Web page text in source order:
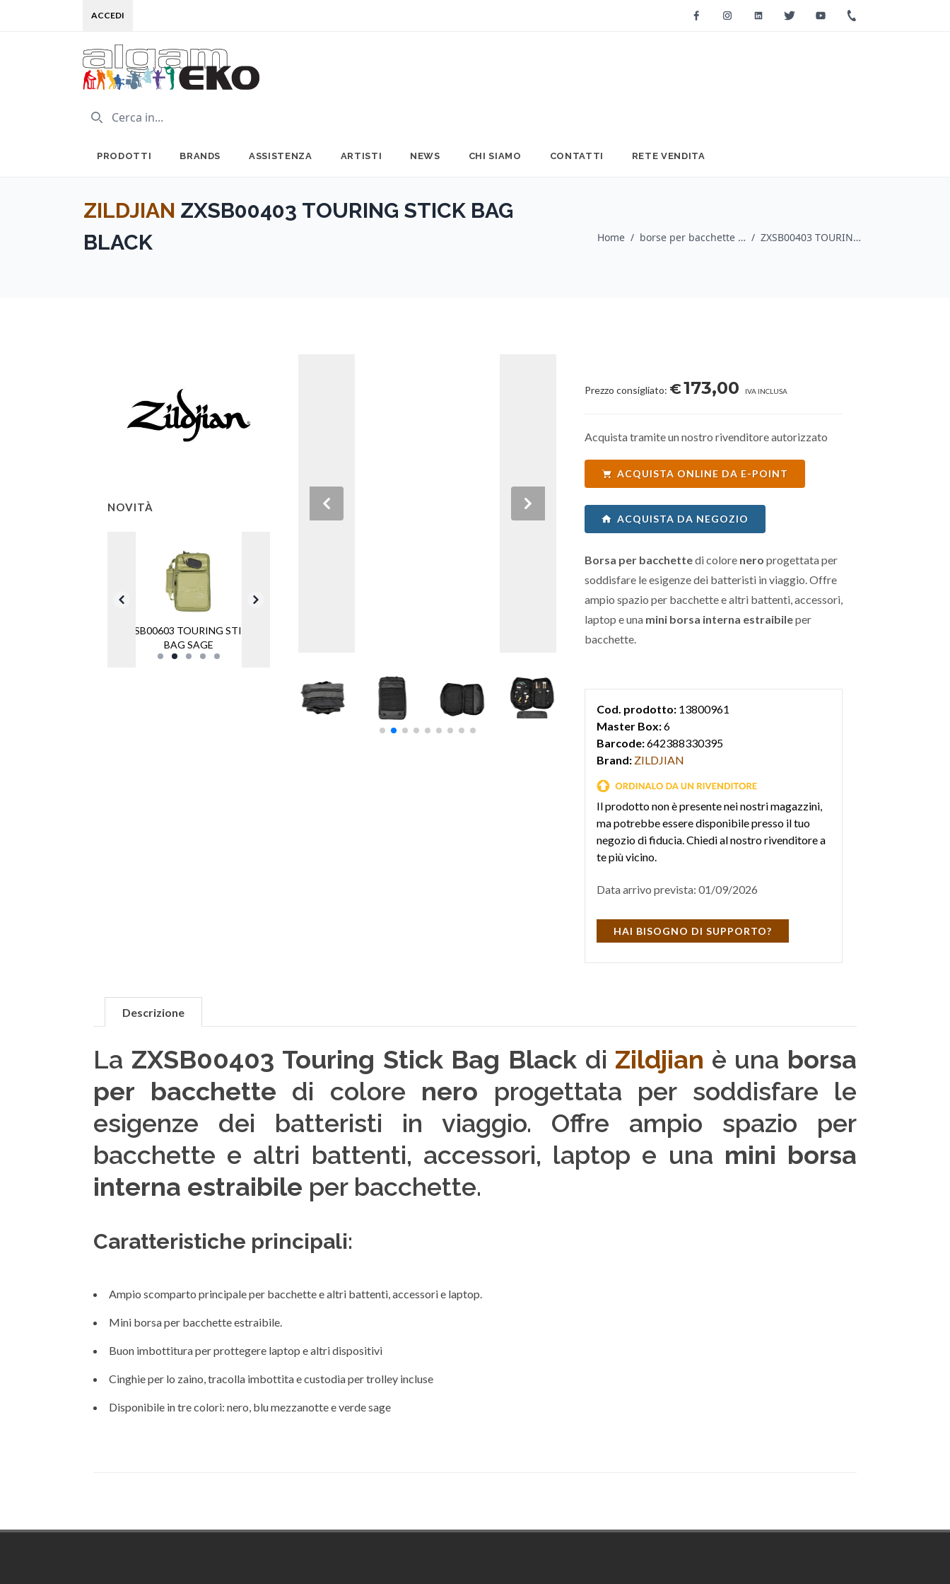
ACCEDI FacebookInstagramLinkedinTwitter Youtube
PRODOTTI BRANDS ASSISTENZA ARTISTI NEWS CHI SIAMO CONTATTI RETE VENDITA
ZILDJIAN ZXSB00403 TOURING STICK BAG
BLACK
Home / borse per bacchette / ZILDJIAN / ZXSB00403 TOURING STICK BAG BLACK
NOVITÀ
ZXSB00603 TOURING STICK
BAG SAGE
Previous Next
Prezzo consigliato: €173,00 IVA INCLUSA
Acquista tramite un nostro rivenditore autorizzato
ACQUISTA ONLINE DA E-POINT
ACQUISTA DA NEGOZIO
Borsa per bacchettedi colore nero progettata per
soddisfare le esigenze dei batteristi in viaggio. Offre
ampio spazio per bacchette e altri battenti, accessori,
laptop e una mini borsa interna estraibileper
bacchette.
Cod. prodotto: 13800961
Master Box:6
Barcode:642388330395
Brand: ZILDJIAN
Il prodotto non è presente nei nostri magazzini,
ma potrebbe essere disponibile presso il tuo
negozio di fiducia. Chiedi al nostro rivenditore a
te più vicino.
Data arrivo prevista: 01/09/2026
HAI BISOGNO DI SUPPORTO?
Descrizione
La ZXSB00403 Touring Stick Bag Black di Zildjian è una borsa
per bacchette di colore nero progettata per soddisfare le
esigenze dei batteristi in viaggio. Offre ampio spazio per
bacchette e altri battenti, accessori, laptop e una mini borsa
interna estraibile per bacchette.
Caratteristiche principali:
Ampio scomparto principale per bacchette e altri battenti, accessori e laptop.
Mini borsa per bacchette estraibile.
Buon imbottitura per prottegere laptop e altri dispositivi
Cinghie per lo zaino, tracolla imbottita e custodia per trolley incluse
Disponibile in tre colori: nero, blu mezzanotte e verde sage